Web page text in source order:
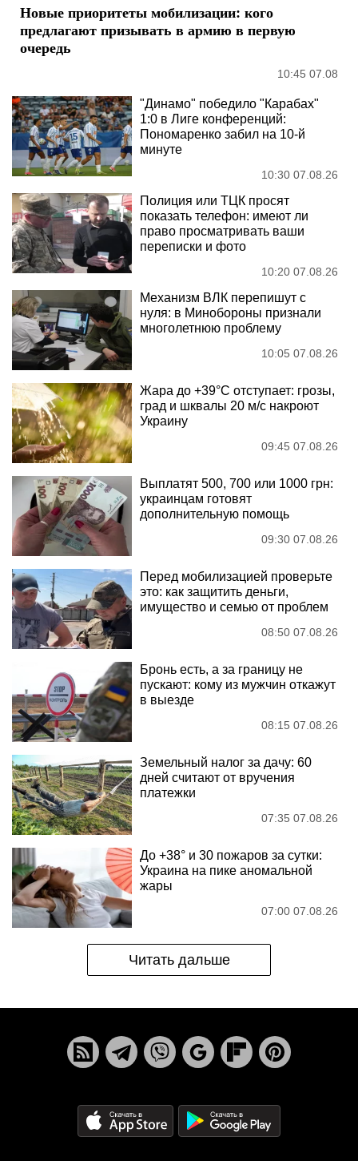
Новые приоритеты мобилизации: кого
предлагают призывать в армию в первую
очередь
10:45 07.08
"Динамо" победило "Карабах"
1:0 в Лиге конференций:
Пономаренко забил на 10-й
минуте
10:30 07.08.26
Полиция или ТЦК просят
показать телефон: имеют ли
право просматривать ваши
переписки и фото
10:20 07.08.26
Механизм ВЛК перепишут с
нуля: в Минобороны признали
многолетнюю проблему
10:05 07.08.26
Жара до +39°C отступает: грозы,
град и шквалы 20 м/с накроют
Украину
09:45 07.08.26
Выплатят 500, 700 или 1000 грн:
украинцам готовят
дополнительную помощь
09:30 07.08.26
Перед мобилизацией проверьте
это: как защитить деньги,
имущество и семью от проблем
08:50 07.08.26
Бронь есть, а за границу не
пускают: кому из мужчин откажут
в выезде
08:15 07.08.26
Земельный налог за дачу: 60
дней считают от вручения
платежки
07:35 07.08.26
До +38° и 30 пожаров за сутки:
Украина на пике аномальной
жары
07:00 07.08.26
Читать дальше